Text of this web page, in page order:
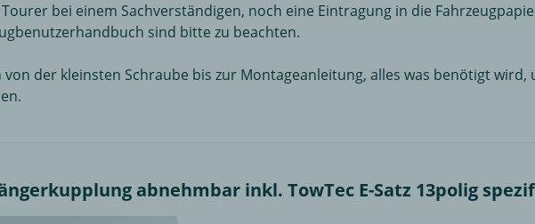
bei einem Sachverständigen, noch eine Eintragung in die
sind bitte zu beachten.
der kleinsten Schraube bis zur Montageanleitung, alles was benötigt wird,
abnehmbar inkl. TowTec E-Satz 13polig